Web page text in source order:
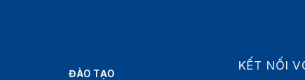
ĐÀO TẠO
KẾT NỐI